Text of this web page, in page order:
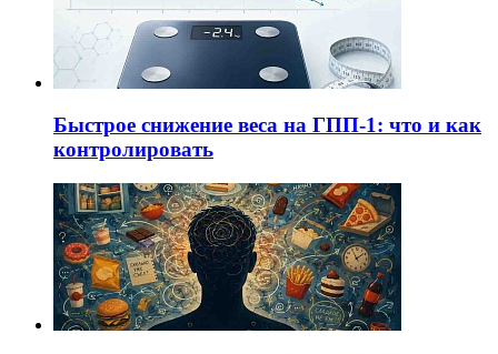
Быстрое снижение веса на ГПП-1: что и как
контролировать